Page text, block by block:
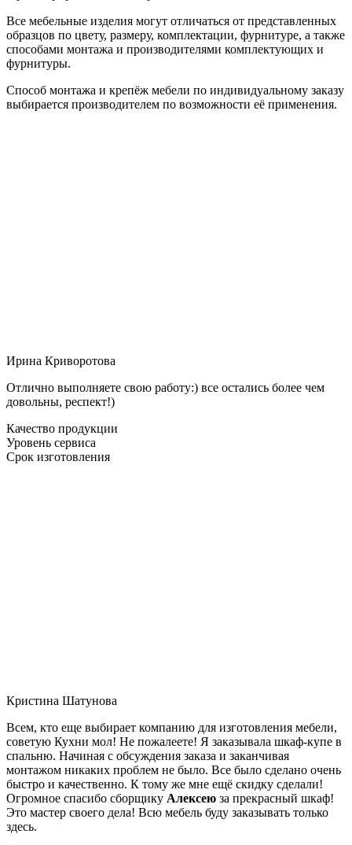
Все мебельные изделия могут отличаться от представленных
образцов по цвету, размеру, комплектации, фурнитуре, а также
способами монтажа и производителями комплектующих и
фурнитуры.
Способ монтажа и крепёж мебели по индивидуальному заказу
выбирается производителем по возможности её применения.
Ирина Криворотова
Отлично выполняете свою работу:) все остались более чем
довольны, респект!)
Качество продукции
Уровень сервиса
Срок изготовления
Кристина Шатунова
Всем, кто еще выбирает компанию для изготовления мебели,
советую Кухни мол! Не пожалеете! Я заказывала шкаф-купе в
спальню. Начиная с обсуждения заказа и заканчивая
монтажом никаких проблем не было. Все было сделано очень
быстро и качественно. К тому же мне ещё скидку сделали!
Огромное спасибо сборщику Алексею за прекрасный шкаф!
Это мастер своего дела! Всю мебель буду заказывать только
здесь.